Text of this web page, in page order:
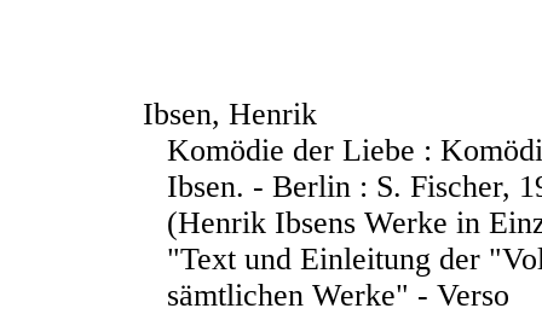
Ibsen, Henrik
Komödie der Liebe :
Ibsen. - Berlin : S. Fischer,
(Henrik Ibsens Werke in
"Text und Einleitung der
sämtlichen Werke" - Verso